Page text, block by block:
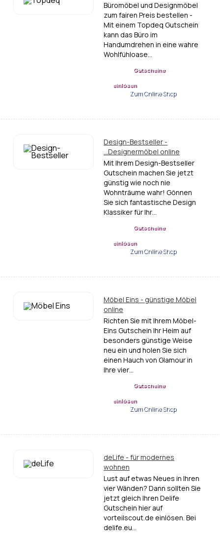
Büromöbel und Designmöbel
zum fairen Preis bestellen -
Mit einem Topdeq Gutschein
kann das Büro im
Handumdrehen in eine wahre
Wohlfühloase…
Gutscheine
einlösen
Zum Online Shop
Design-Bestseller -
...Designermöbel online
Mit Ihrem Design-Bestseller
Gutschein machen Sie jetzt
günstig wie noch nie
Wohnträume wahr! Gönnen
Sie sich fantastische Design
Klassiker für Ihr…
Gutscheine
einlösen
Zum Online Shop
Möbel Eins - günstige Möbel
online
Richten Sie mit Ihrem Möbel-
Eins Gutschein Ihr Heim auf
besonders günstige Weise
neu ein und holen Sie sich
einen Hauch von Glamour in
Ihre vier…
Gutscheine
einlösen
Zum Online Shop
deLife - für modernes
wohnen
Lust auf etwas Neues in Ihren
vier Wänden? Dann sollten Sie
jetzt gleich Ihren Delife
Gutschein hier auf
vorteilscout.de einlösen. Bei
delife.eu…